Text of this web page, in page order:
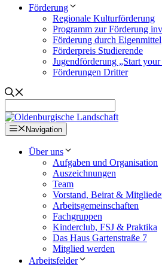
Förderung
Regionale Kulturförderung
Programm zur Förderung
Förderung durch Eigenmittel
Förderpreis Studierende
Jugendförderung „Start
Förderungen Dritter
Navigation
Über uns
Aufgaben und Organisation
Auszeichnungen
Team
Vorstand, Beirat &
Arbeitsgemeinschaften
Fachgruppen
Kinderclub, FSJ & Praktika
Das Haus Gartenstraße 7
Mitglied werden
Arbeitsfelder